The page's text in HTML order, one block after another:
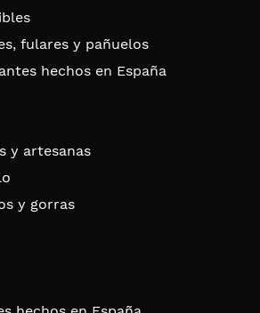
fulares y pañuelos
hechos en España
y artesanas
y gorras